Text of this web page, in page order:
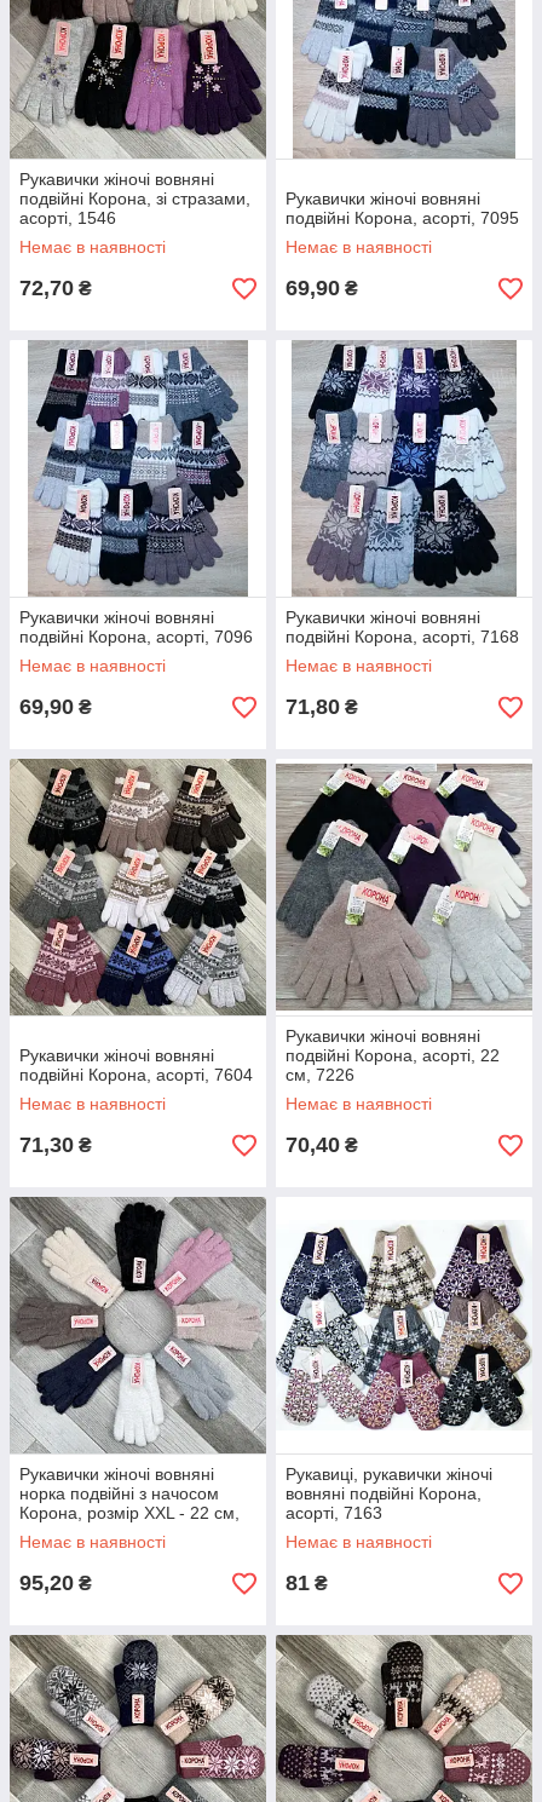
Рукавички жіночі вовняні
подвійні Корона, зі стразами,
асорті, 1546
Немає в наявності
72,70 ₴
Рукавички жіночі вовняні
подвійні Корона, асорті, 7095
Немає в наявності
69,90 ₴
Рукавички жіночі вовняні
подвійні Корона, асорті, 7096
Немає в наявності
69,90 ₴
Рукавички жіночі вовняні
подвійні Корона, асорті, 7168
Немає в наявності
71,80 ₴
Рукавички жіночі вовняні
подвійні Корона, асорті, 7604
Немає в наявності
71,30 ₴
Рукавички жіночі вовняні
подвійні Корона, асорті, 22
см, 7226
Немає в наявності
70,40 ₴
Рукавички жіночі вовняні
норка подвійні з начосом
Корона, розмір XXL - 22 см,
асорті, 7844
Немає в наявності
95,20 ₴
Рукавиці, рукавички жіночі
вовняні подвійні Корона,
асорті, 7163
Немає в наявності
81 ₴